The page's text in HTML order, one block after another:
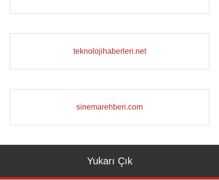
teknolojihaberleri.net
sinemarehberi.com
Yukarı Çık